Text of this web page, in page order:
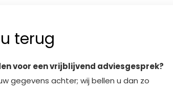
terug
voor een vrijblijvend adviesgesprek?
gegevens achter; wij bellen u dan zo